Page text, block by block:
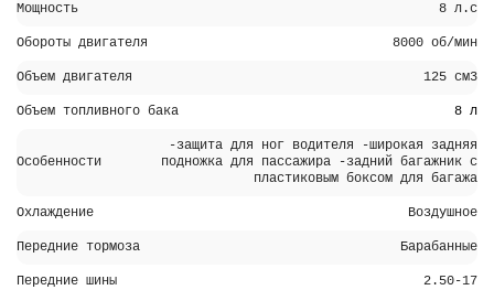
Мощность 8 л.с
Обороты двигателя 8000 об/мин
Объем двигателя 125 см3
Объем топливного бака 8 л
Особенности
-защита для ног водителя -широкая задняя
подножка для пассажира -задний багажник с
пластиковым боксом для багажа
Охлаждение Воздушное
Передние тормоза Барабанные
Передние шины 2.50-17